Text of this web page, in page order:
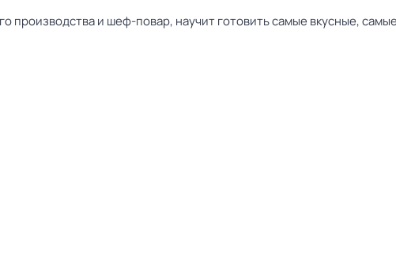
производства и шеф-повар, научит готовить самые вкусные,